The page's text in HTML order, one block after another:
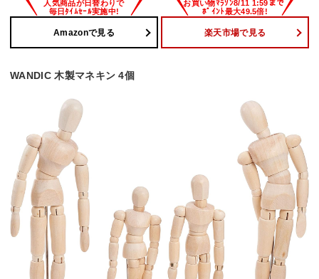
Amazonで見る 楽天市場で見る
WANDIC 木製マネキン 4個